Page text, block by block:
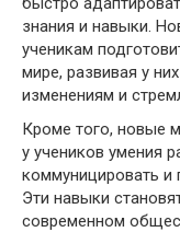
знания и навыки.
ученикам
мире, развивая у
изменениям и
Кроме того, новые
у учеников умения
коммуницировать и
Эти навыки
современном